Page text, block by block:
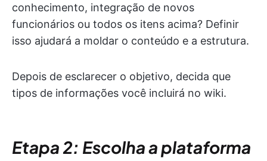
conhecimento, integração de novos
funcionários ou todos os itens acima? Definir
isso ajudará a moldar o conteúdo e a estrutura.
Depois de esclarecer o objetivo, decida que
tipos de informações você incluirá no wiki.
Etapa 2: Escolha a plataforma